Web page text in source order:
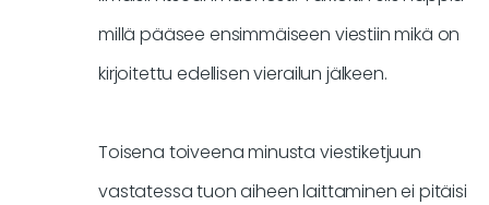
millä pääsee ensimmäiseen viestiin mikä on
kirjoitettu edellisen vierailun jälkeen.
Toisena toiveena minusta viestiketjuun
vastatessa tuon aiheen laittaminen ei pitäisi